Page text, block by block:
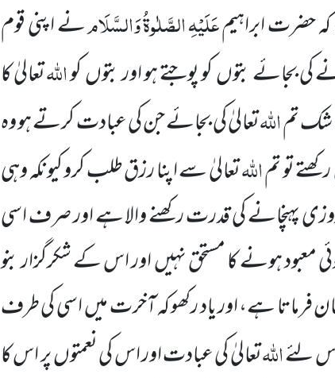
حضرت ابراہیمعَلَیْہِالصَّلٰوۃُوَالسَّلَامنے اپنی قوم
کی بجائے بتوںکو پوجتے ہو اور بتوںکواللہتعالیٰ کا
تماللہتعالیٰ کی بجائے جن کی عبادت کرتے ہو وہ
رکھتے تو تماللہتعالیٰ سے اپنا رزق طلب کرو کیونکہ وہی
پہنچانے کی قدرت رکھنے والا ہے اور صرف اسی
معبود ہونے کا مستحق نہیںاور اس کے شکرگزار بنو
فرماتا ہے، اور یاد رکھو کہ آخرت میںاسی کی طرف
س لئےاللہتعالیٰ کی عبادت اور اس کی نعمتوںپر اسکا